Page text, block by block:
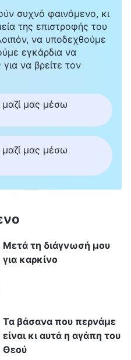
εαυτό μου και κάνω
Ό,τι καθήκοντα κι
τα εκτέλεσα με
Δεν άφησα
εμπόδιο στα
έπρεπε να με
και να μην
είναι δυνατόν να
ούτε να ακούσω
κάνω τα καθήκοντά
και δεν πρόκειται
ο Θεός δεν με θέλει
σχεδόν
μέρες μου έχουν
με τη μέρα και
μες στα
για τον Θεό,
συχνό φαινόμενο, κι
της επιστροφής του
να υποδεχθούμε
εγκάρδια να
να βρείτε τον
μαζί μας μέσω
μαζί μας μέσω
Μετά τη διάγνωσή μου
για καρκίνο
Τα βάσανα που περνάμε
είναι κι αυτά η αγάπη του
Θεού